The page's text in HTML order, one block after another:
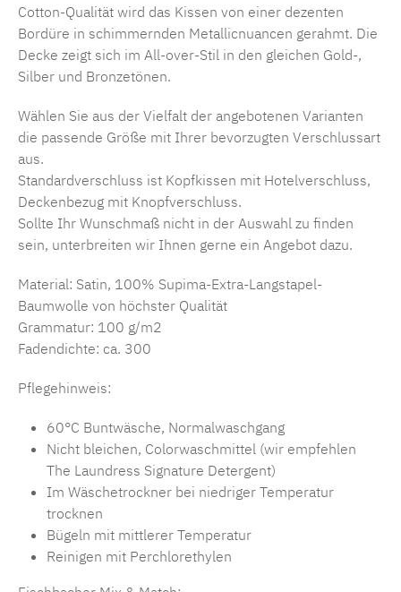
Cotton-Qualität wird das Kissen von einer dezenten
Bordüre in schimmernden Metallicnuancen gerahmt. Die
Decke zeigt sich im All-over-Stil in den gleichen Gold-,
Silber und Bronzetönen.
Wählen Sie aus der Vielfalt der angebotenen Varianten
die passende Größe mit Ihrer bevorzugten Verschlussart
aus.
Standardverschluss ist Kopfkissen mit Hotelverschluss,
Deckenbezug mit Knopfverschluss.
Sollte Ihr Wunschmaß nicht in der Auswahl zu finden
sein, unterbreiten wir Ihnen gerne ein Angebot dazu.
Material: Satin, 100% Supima-Extra-Langstapel-
Baumwolle von höchster Qualität
Grammatur: 100 g/m2
Fadendichte: ca. 300
Pflegehinweis:
60°C Buntwäsche, Normalwaschgang
Nicht bleichen, Colorwaschmittel (wir empfehlen
The Laundress Signature Detergent)
Im Wäschetrockner bei niedriger Temperatur
trocknen
Bügeln mit mittlerer Temperatur
Reinigen mit Perchlorethylen